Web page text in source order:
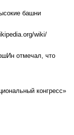
башни
wiki/
отмечал, что
конгресс»